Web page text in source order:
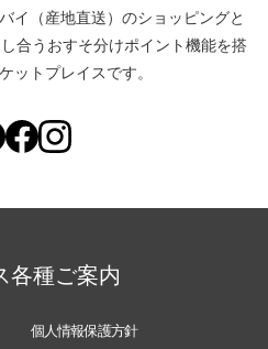
イ（産地直送） のショッピングと
合う おすそ分けポイント機能を搭
ットプレイスです。
各種ご案内
個人情報保護方針